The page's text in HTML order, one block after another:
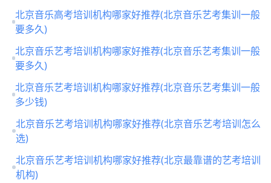
北京音乐高考培训机构哪家好推荐(北京音乐艺考集训一般
要多久)
北京音乐艺考培训机构哪家好推荐(北京音乐艺考集训一般
要多久)
北京音乐艺考培训机构哪家好推荐(北京音乐艺考集训一般
多少钱)
北京音乐艺考培训机构哪家好推荐(北京音乐艺考培训怎么
选)
北京音乐艺考培训机构哪家好推荐(北京最靠谱的艺考培训
机构)